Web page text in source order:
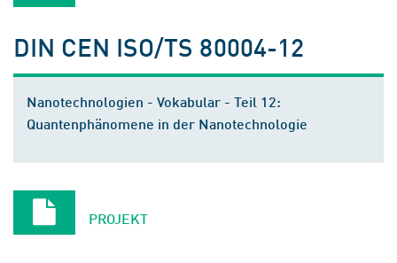
DIN CEN ISO/TS 80004-12
Nanotechnologien - Vokabular - Teil 12:
Quantenphänomene in der Nanotechnologie
PROJEKT